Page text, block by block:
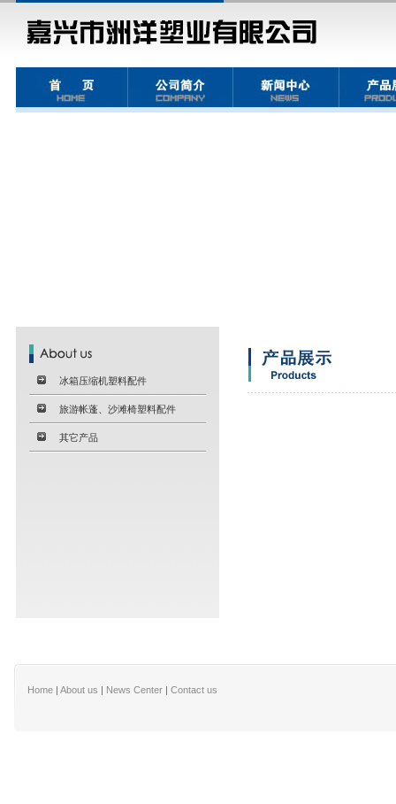
冰箱压缩机塑料配件
旅游帐蓬、沙滩椅塑料配件
其它产品
Home | About us | News Center | Contact us